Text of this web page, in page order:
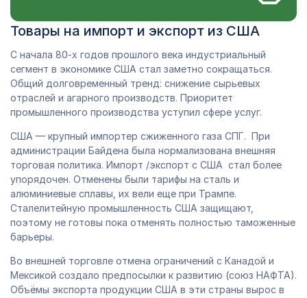
Товары на импорт и экспорт из США
С начала 80-х годов прошлого века индустриальный
сегмент в экономике США стал заметно сокращаться.
Общий долговременный тренд: снижение сырьевых
отраслей и агарного производств. Приоритет
промышленного производства уступил сфере услуг.
США — крупный импортер сжиженного газа СПГ. При
администрации Байдена была нормализована внешняя
торговая политика. Импорт /экспорт с США стал более
упорядочен. Отменены были тарифы на сталь и
алюминиевые сплавы, их вели еще при Трампе.
Сталелитейную промышленность США защищают,
поэтому не готовы пока отменять полностью таможенные
барьеры.
Во внешней торговле отмена ограничений с Канадой и
Мексикой создало предпосылки к развитию (союз НАФТА).
Объёмы экспорта продукции США в эти страны вырос в